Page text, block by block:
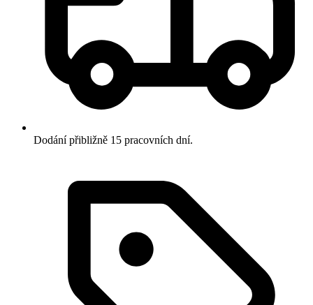
Dodání přibližně 15 pracovních dní.